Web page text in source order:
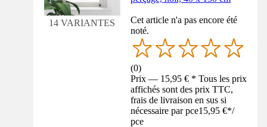
14 VARIANTES
Cet article n'a pas encore été
noté.
(0)
Prix — 15,95 € * Tous les prix
affichés sont des prix TTC,
frais de livraison en sus si
nécessaire par pce15,95 €*/
pce